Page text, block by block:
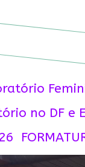
no DF e